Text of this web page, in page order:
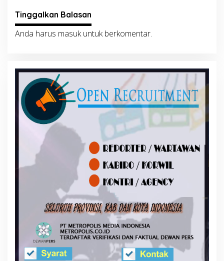
Tinggalkan Balasan
Anda harus masukuntuk berkomentar.